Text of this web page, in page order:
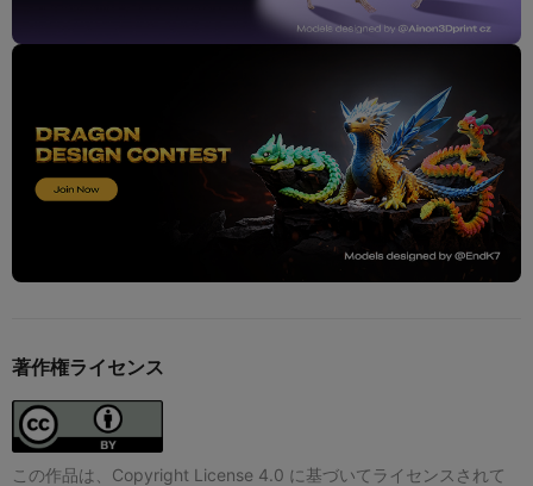
著作権ライセンス
この作品は、Copyright License 4.0 に基づいてライセンスされて